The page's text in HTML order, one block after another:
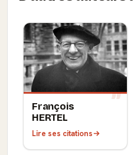
François
HERTEL
Lire ses citations